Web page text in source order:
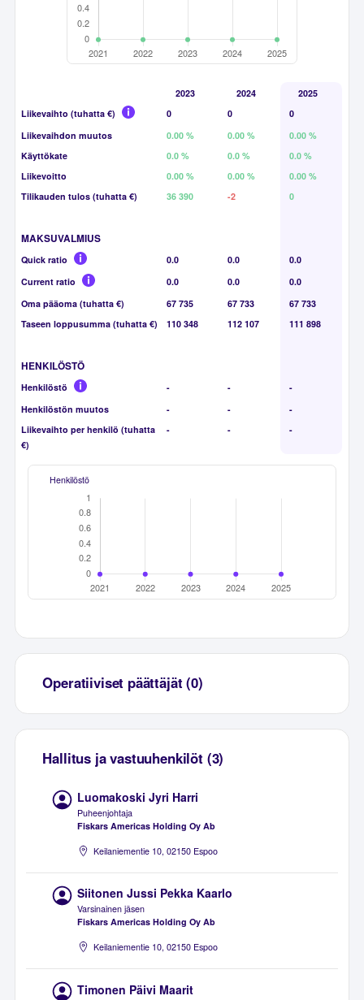
2023 2024
2025
Liikevaihto (tuhatta €)
0 0
0
Liikevaihdon muutos
0.00 % 0.00 %
0.00 %
Käyttökate
0.0 % 0.0 %
0.0 %
Liikevoitto
0.00 % 0.00 %
0.00 %
Tilikauden tulos (tuhatta €)
36 390 -2 0
MAKSUVALMIUS
Quick ratio 0.0 0.0
0.0
Current ratio
0.0 0.0
0.0
Oma pääoma (tuhatta €)
67 735 67 733
67 733
Taseen loppusumma (tuhatta €)
110 348 112 107 111 898
HENKILÖSTÖ
Henkilöstö - -
-
Henkilöstön muutos
- -
-
Liikevaihto per henkilö (tuhatta
€)
- - -
Henkilöstö
Operatiiviset päättäjät (0)
Hallitus ja vastuuhenkilöt (3)
Luomakoski Jyri Harri
Puheenjohtaja
Fiskars Americas Holding Oy Ab
Keilaniementie 10, 02150 Espoo
Siitonen Jussi Pekka Kaarlo
Varsinainen jäsen
Fiskars Americas Holding Oy Ab
Keilaniementie 10, 02150 Espoo
Timonen Päivi Maarit